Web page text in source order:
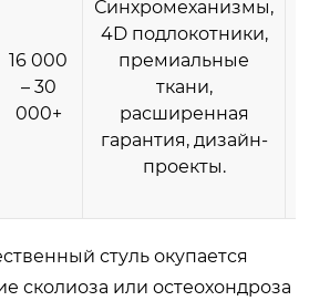
16 000
– 30
000+
Синхромеханизмы,
4D подлокотники,
премиальные
ткани,
расширенная
гарантия, дизайн-
проекты.
стуль окупается
сколиоза или остеохондроза